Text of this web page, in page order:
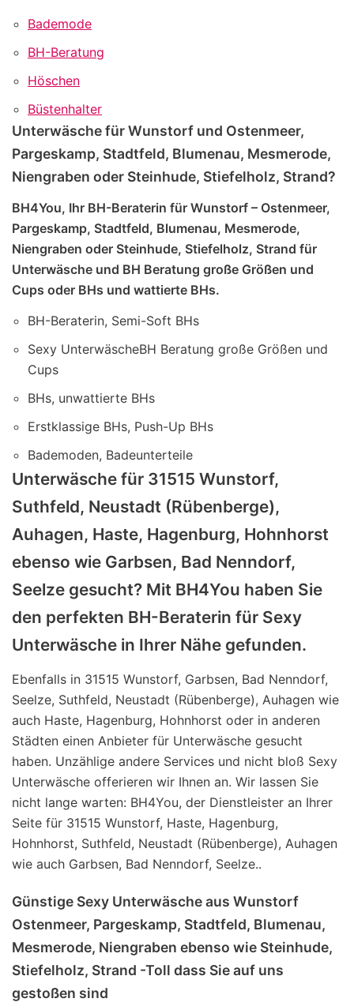
Bademode
BH-Beratung
Höschen
Büstenhalter
Unterwäsche für Wunstorf und Ostenmeer,
Pargeskamp, Stadtfeld, Blumenau, Mesmerode,
Niengraben oder Steinhude, Stiefelholz, Strand?
BH4You, Ihr BH-Beraterin für Wunstorf – Ostenmeer,
Pargeskamp, Stadtfeld, Blumenau, Mesmerode,
Niengraben oder Steinhude, Stiefelholz, Strand für
Unterwäsche und BH Beratung große Größen und
Cups oder BHs und wattierte BHs.
BH-Beraterin, Semi-Soft BHs
Sexy UnterwäscheBH Beratung große Größen und
Cups
BHs, unwattierte BHs
Erstklassige BHs, Push-Up BHs
Bademoden, Badeunterteile
Unterwäsche für 31515 Wunstorf,
Suthfeld, Neustadt (Rübenberge),
Auhagen, Haste, Hagenburg, Hohnhorst
ebenso wie Garbsen, Bad Nenndorf,
Seelze gesucht? Mit BH4You haben Sie
den perfekten BH-Beraterin für Sexy
Unterwäsche in Ihrer Nähe gefunden.
Ebenfalls in 31515 Wunstorf, Garbsen, Bad Nenndorf,
Seelze, Suthfeld, Neustadt (Rübenberge), Auhagen wie
auch Haste, Hagenburg, Hohnhorst oder in anderen
Städten einen Anbieter für Unterwäsche gesucht
haben. Unzählige andere Services und nicht bloß Sexy
Unterwäsche offerieren wir Ihnen an. Wir lassen Sie
nicht lange warten: BH4You, der Dienstleister an Ihrer
Seite für 31515 Wunstorf, Haste, Hagenburg,
Hohnhorst, Suthfeld, Neustadt (Rübenberge), Auhagen
wie auch Garbsen, Bad Nenndorf, Seelze..
Günstige Sexy Unterwäsche aus Wunstorf
Ostenmeer, Pargeskamp, Stadtfeld, Blumenau,
Mesmerode, Niengraben ebenso wie Steinhude,
Stiefelholz, Strand -Toll dass Sie auf uns
gestoßen sind